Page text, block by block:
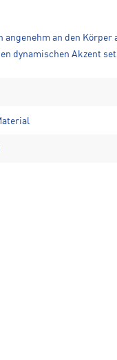
an den Körper
dynamischen Akzent